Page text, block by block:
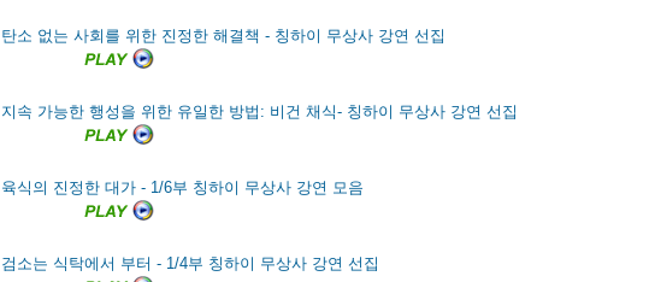
탄소 없는 사회를 위한 진정한 해결책 - 칭하이 무상사 강연 선집
지속 가능한 행성을 위한 유일한 방법: 비건 채식- 칭하이 무상사 강연 선집
육식의 진정한 대가 - 1/6부 칭하이 무상사 강연 모음
검소는 식탁에서 부터 - 1/4부 칭하이 무상사 강연 선집